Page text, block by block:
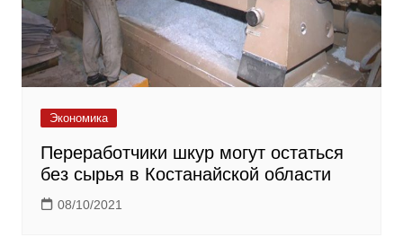
Экономика
Переработчики шкур могут остаться
без сырья в Костанайской области
08/10/2021